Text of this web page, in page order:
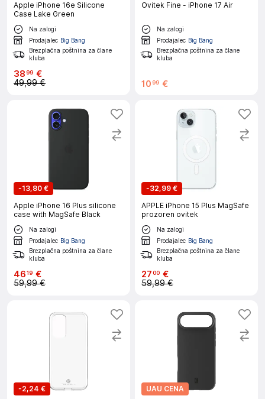
Apple iPhone 16e Silicone
Case Lake Green
Na zalogi
Prodajalec Big Bang
Brezplačna poštnina za člane
kluba
3899 €
49,99 €
Ovitek Fine - iPhone 17 Air
Na zalogi
Prodajalec Big Bang
Brezplačna poštnina za člane
kluba
10 99 €
-13,80 €
Apple iPhone 16 Plus silicone
case with MagSafe Black
Na zalogi
Prodajalec Big Bang
Brezplačna poštnina za člane
kluba
4619 €
59,99 €
-32,99 €
APPLE iPhone 15 Plus MagSafe
prozoren ovitek
Na zalogi
Prodajalec Big Bang
Brezplačna poštnina za člane
kluba
2700 €
59,99 €
-2,24 €
UAU CENA